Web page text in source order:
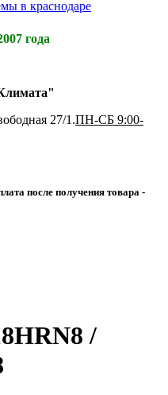
года
27/1.ПН-СБ 9:00-
лата после получения товара -
/